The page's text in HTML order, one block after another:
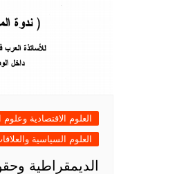
العلوم الاقتصادية وعلوم
العلوم السياسية
الديمقراطية